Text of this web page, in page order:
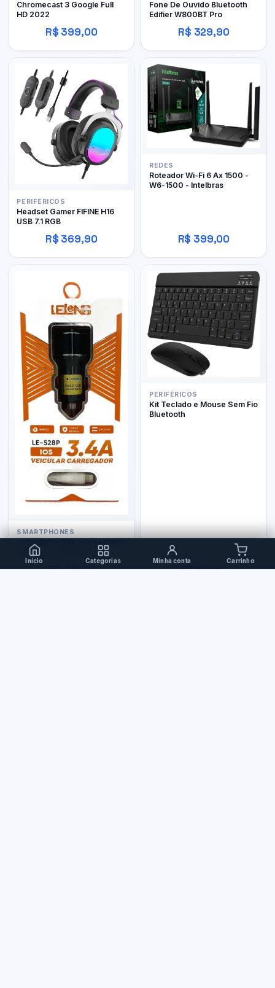
Início Categorias Minha conta Carrinho
Chromecast 3 Google Full
HD 2022
R$ 399,00
Fone De Ouvido Bluetooth
Edifier W800BT Pro
R$ 329,90
PERIFÉRICOS
Headset Gamer FIFINE H16
USB 7.1 RGB
R$ 369,90
REDES
Roteador Wi-Fi 6 Ax 1500 -
W6-1500 - Intelbras
R$ 399,00
SMARTPHONES
Iphone - Le-528P
R$ 40,00
PERIFÉRICOS
Kit Teclado e Mouse Sem Fio
Bluetooth
R$ 119,90